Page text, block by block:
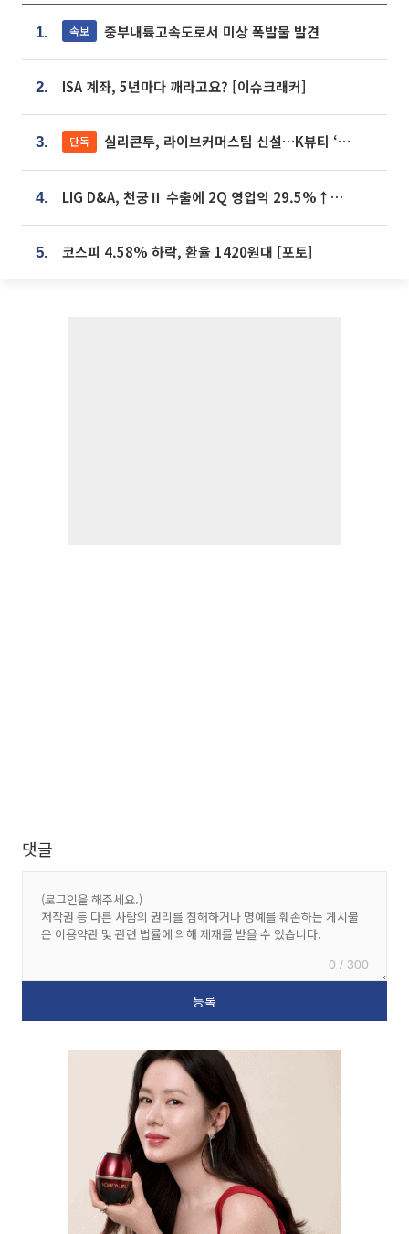
1. 속보 중부내륙고속도로서 미상 폭발물 발견
2. ISA 계좌, 5년마다 깨라고요? [이슈크래커]
3. 단독 실리콘투, 라이브커머스팀 신설…K뷰티 ‘글로벌 판매망’ 확대[K뷰티 라방戰]
4. LIG D&A, 천궁Ⅱ 수출에 2Q 영업익 29.5%↑…수주잔고 24.6조 [종합]
5. 코스피 4.58% 하락, 환율 1420원대 [포토]
댓글
0 / 300